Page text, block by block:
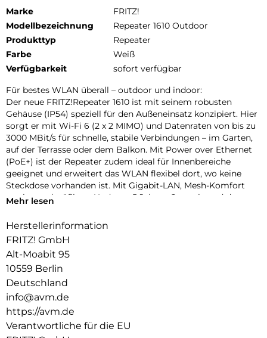
Marke
FRITZ!
Modellbezeichnung
Repeater 1610 Outdoor
Produkttyp
Repeater
Farbe
Weiß
Verfügbarkeit
sofort verfügbar
Für bestes WLAN überall – outdoor und indoor:
Der neue FRITZ!Repeater 1610 ist mit seinem robusten
Gehäuse (IP54) speziell für den Außeneinsatz konzipiert. Hier
sorgt er mit Wi-Fi 6 (2 x 2 MIMO) und Datenraten von bis zu
3000 MBit/s für schnelle, stabile Verbindungen – im Garten,
auf der Terrasse oder dem Balkon. Mit Power over Ethernet
(PoE+) ist der Repeater zudem ideal für Innenbereiche
geeignet und erweitert das WLAN flexibel dort, wo keine
Steckdose vorhanden ist. Mit Gigabit-LAN, Mesh-Komfort
sowie regelmäßigen Updates, 5 Jahren Garantie und dem
Erweiterung für anspruchsvolle WLAN-Umgebungen –
Robust im Außeneinsatz – einfache Einrichtung:
Der FRITZ!Repeater 1610 Outdoor überzeugt mit seinem
kompakten, nach IP54 zertifizierten Gehäuse bei Wind und
Wetter. Zwei im Lieferumfang enthaltene Adapter – weiß für
außen, rot für innen – ermöglichen eine einfache und stabile
Befestigung an unterschiedlichen Einsatzorten. Das
beiliegende flache LAN-Kabel lässt sich problemlos durch
Mehr lesen
Herstellerinformation
FRITZ! GmbH
Alt-Moabit 95
10559 Berlin
Deutschland
info@avm.de
https://avm.de
Verantwortliche für die EU